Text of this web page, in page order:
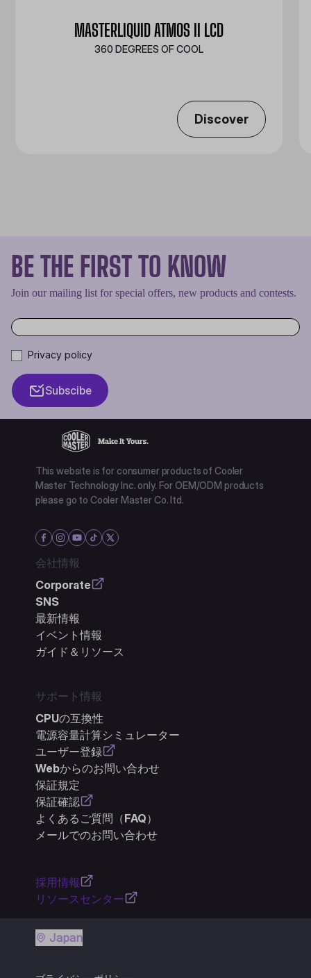
MASTERLIQUID ATMOS II LCD
360 DEGREES OF COOL​
Discover
BE THE FIRST TO KNOW
Join our mailing list for special offers, new products and contests.
Privacy policy
Subscibe
This website is for consumer products of Cooler
Master Technology Inc. only. For OEM/ODM products
please go to Cooler Master Co. ltd.
会社情報
Corporate
SNS
最新情報
イベント情報
ガイド＆リソース
サポート情報
CPUの互換性
電源容量計算シミュレーター
ユーザー登録
Webからのお問い合わせ
保証規定
保証確認
よくあるご質問（FAQ）
メールでのお問い合わせ
採用情報
リソースセンター
Japan